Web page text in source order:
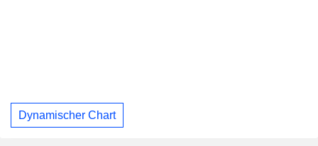
Dynamischer Chart